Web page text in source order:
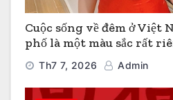
Cuộc sống về đêm ở Việt
phố là một màu sắc rất
Th7 7, 2026 Admin